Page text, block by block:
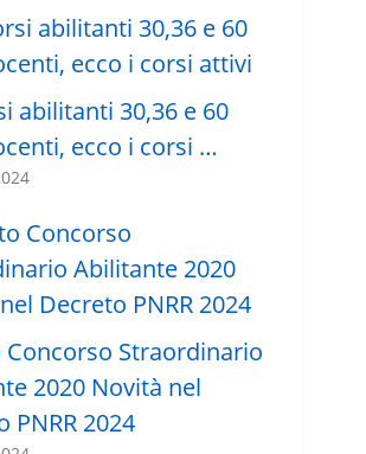
abilitanti 30,36 e 60
ecco i corsi …
Straordinario
2020 Novità nel
PNRR 2024